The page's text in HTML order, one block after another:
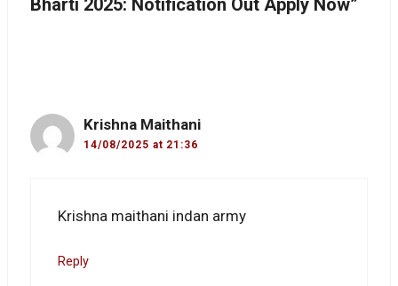
Bharti 2025: Notification Out Apply Now”
Krishna Maithani
14/08/2025 at 21:36
Krishna maithani indan army
Reply